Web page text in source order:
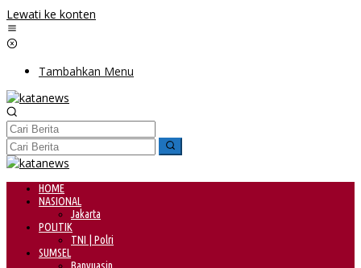
Lewati ke konten
Tambahkan Menu
HOME
NASIONAL
Jakarta
POLITIK
TNI | Polri
SUMSEL